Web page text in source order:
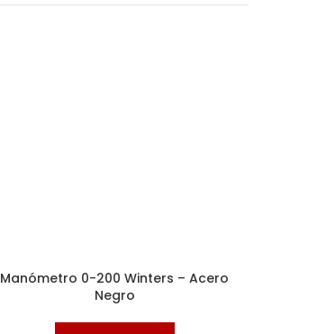
Manómetro 0-200 Winters – Acero
Negro